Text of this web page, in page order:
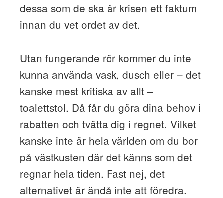
dessa som de ska är krisen ett faktum
innan du vet ordet av det.
Utan fungerande rör kommer du inte
kunna använda vask, dusch eller – det
kanske mest kritiska av allt –
toalettstol. Då får du göra dina behov i
rabatten och tvätta dig i regnet. Vilket
kanske inte är hela världen om du bor
på västkusten där det känns som det
regnar hela tiden. Fast nej, det
alternativet är ändå inte att föredra.